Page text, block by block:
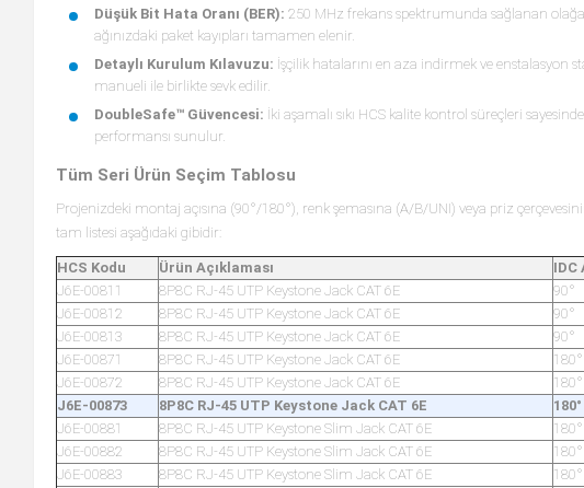
Düşük Bit Hata Oranı (BER): 250 MHz frekans spektrumunda sağlanan
ağınızdaki paket kayıpları tamamen elenir.
Detaylı Kurulum Kılavuzu: İşçilik hatalarını en aza indirmek ve enstalasyon
manueli ile birlikte sevk edilir.
DoubleSafe™ Güvencesi: İki aşamalı sıkı HCS kalite kontrol süreçleri
performansı sunulur.
Tüm Seri Ürün Seçim Tablosu
Projenizdeki montaj açısına (90°/180°), renk şemasına (A/B/UNI) veya priz
tam listesi aşağıdaki gibidir:
HCS Kodu Ürün Açıklaması IDC
J6E-00811
8P8C RJ-45 UTP Keystone Jack CAT 6E 90°
J6E-00812
8P8C RJ-45 UTP Keystone Jack CAT 6E 90°
J6E-00813
8P8C RJ-45 UTP Keystone Jack CAT 6E 90°
J6E-00871
8P8C RJ-45 UTP Keystone Jack CAT 6E 180°
J6E-00872
8P8C RJ-45 UTP Keystone Jack CAT 6E 180°
J6E-00873
8P8C RJ-45 UTP Keystone Jack CAT 6E 180°
J6E-00881
8P8C RJ-45 UTP Keystone Slim Jack CAT 6E 180°
J6E-00882
8P8C RJ-45 UTP Keystone Slim Jack CAT 6E 180°
J6E-00883
8P8C RJ-45 UTP Keystone Slim Jack CAT 6E 180°